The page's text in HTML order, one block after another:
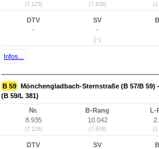
(7.125) (7.638)
DTV
-
SV
-
(-)
Infos...
B 59 Mönchengladbach-Sternstraße (B 57/B
(B 59/L 381)
Nr.
8.935
(7.126)
B-Rang
10.042
(7.638)
L-
DTV
SV